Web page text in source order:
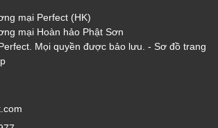
mại Perfect (HK)
mại Hoàn hảo Phật Sơn
Mọi quyền được bảo lưu. - Sơ đồ trang